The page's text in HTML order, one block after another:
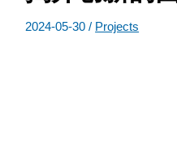
2024-05-30/ Projects